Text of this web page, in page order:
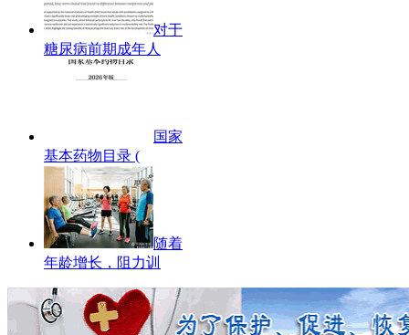
对于
糖尿病前期成年人
国家
基本药物目录 (
随着
年龄增长，阻力训